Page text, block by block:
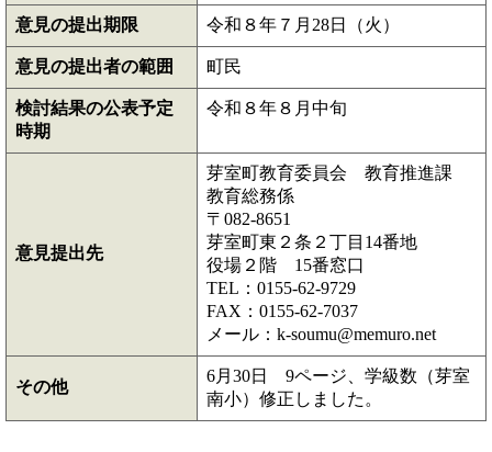
意見の提出期限 令和８年７月28日（火）
意見の提出者の範囲 町民
検討結果の公表予定
時期
令和８年８月中旬
意見提出先
芽室町教育委員会 教育推進課
教育総務係
〒082-8651
芽室町東２条２丁目14番地
役場２階 15番窓口
TEL：0155-62-9729
FAX：0155-62-7037
メール：k-soumu@memuro.net
その他
6月30日 9ページ、学級数（芽室
南小）修正しました。